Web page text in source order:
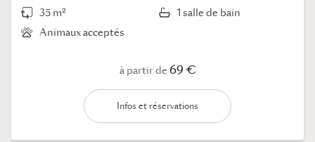
35 m²
1 salle de bain
Animaux acceptés
à partir de 69 €
Infos et réservations